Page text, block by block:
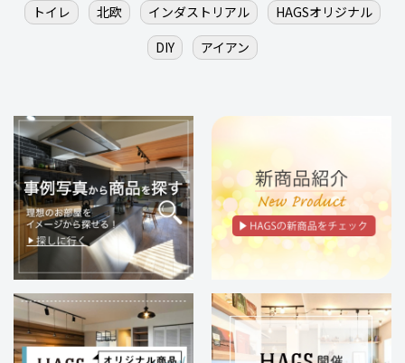
トイレ
北欧 インダストリアル
HAGSオリジナル
DIY
アイアン